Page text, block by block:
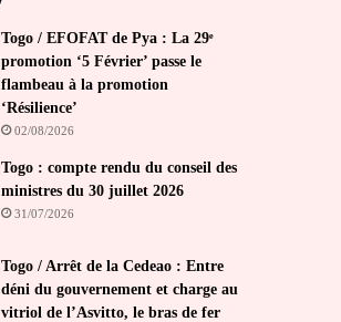
Togo / EFOFAT de Pya : La 29ᵉ
promotion ‘5 Février’ passe le
flambeau à la promotion
‘Résilience’
02/08/2026
Togo : compte rendu du conseil des
ministres du 30 juillet 2026
31/07/2026
Togo / Arrêt de la Cedeao : Entre
déni du gouvernement et charge au
vitriol de l’Asvitto, le bras de fer